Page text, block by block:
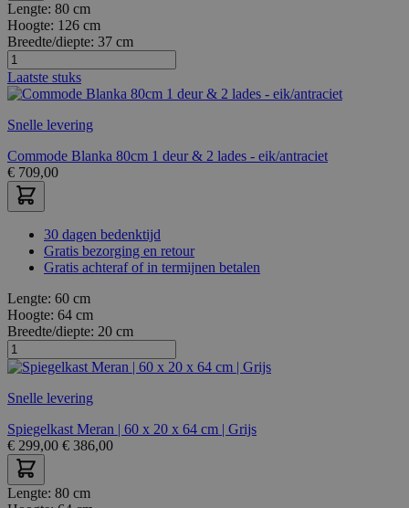
Lengte: 80 cm
Hoogte: 126 cm
Breedte/diepte: 37 cm
Laatste stuks
Snelle levering
Commode Blanka 80cm 1 deur & 2 lades - eik/antraciet
€ 709,00
30 dagen bedenktijd
Gratis bezorging en retour
Gratis achteraf of in termijnen betalen
Lengte: 60 cm
Hoogte: 64 cm
Breedte/diepte: 20 cm
Snelle levering
Spiegelkast Meran | 60 x 20 x 64 cm | Grijs
€ 299,00 € 386,00
Lengte: 80 cm